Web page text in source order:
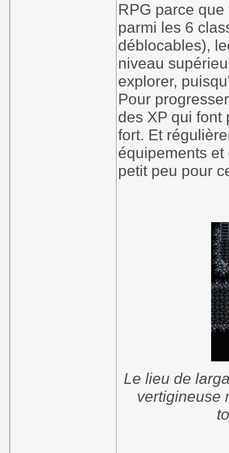
RPG parce
parmi les 6
déblocables),
niveau
explorer,
Pour
des XP qui font
fort. Et
équipements
petit peu pour
Le lieu de
vertigineuse